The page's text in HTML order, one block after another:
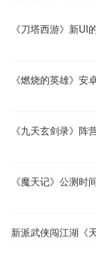
《刀塔西游》新UI
《九天玄剑录》阵